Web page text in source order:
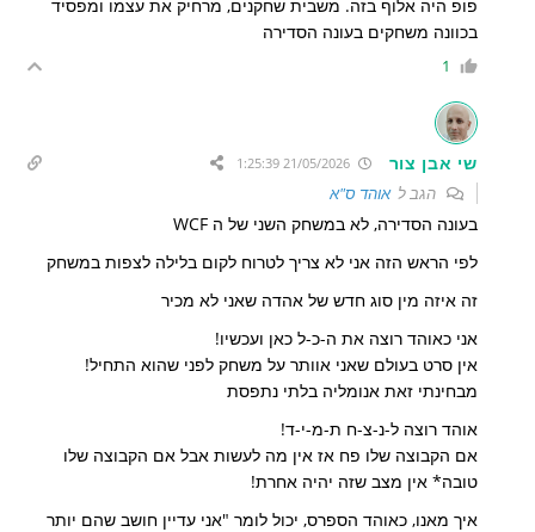
פופ היה אלוף בזה. משבית שחקנים, מרחיק את עצמו ומפסיד
בכוונה משחקים בעונה הסדירה
1
שי אבן צור 21/05/2026 1:25:39
הגב לאוהד ס"א
בעונה הסדירה, לא במשחק השני של ה WCF
לפי הראש הזה אני לא צריך לטרוח לקום בלילה לצפות במשחק
זה איזה מין סוג חדש של אהדה שאני לא מכיר
אני כאוהד רוצה את ה-כ-ל כאן ועכשיו!
אין סרט בעולם שאני אוותר על משחק לפני שהוא התחיל!
מבחינתי זאת אנומליה בלתי נתפסת
אוהד רוצה ל-נ-צ-ח ת-מ-י-ד!
אם הקבוצה שלו פח אז אין מה לעשות אבל אם הקבוצה שלו
טובה* אין מצב שזה יהיה אחרת!
איך מאנו, כאוהד הספרס, יכול לומר "אני עדיין חושב שהם יותר